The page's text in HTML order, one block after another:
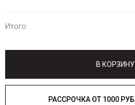
Итого:
В КОРЗИНУ